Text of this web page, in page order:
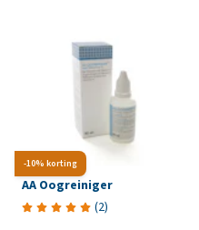
-10% korting
AA Oogreiniger
(2)